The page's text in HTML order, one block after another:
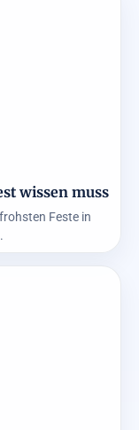
wissen muss
Feste in